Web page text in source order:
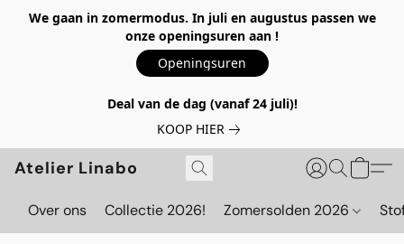
We gaan in zomermodus. In juli en augustus passen we
onze openingsuren aan !
Openingsuren
Deal van de dag (vanaf 24 juli)!
KOOP HIER
Atelier Linabo
Over ons Collectie 2026! Zomersolden 2026